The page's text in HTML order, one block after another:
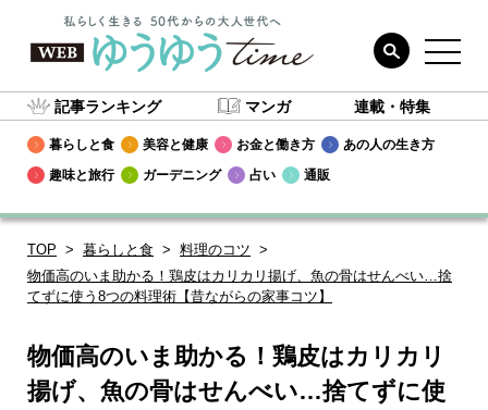
記事ランキング マンガ 連載・特集
暮らしと食 美容と健康 お金と働き方
あの人の生き方
趣味と旅行
ガーデニング 占い 通販
TOP 暮らしと食
料理のコツ
物価高のいま助かる！鶏皮はカリカリ揚げ、魚の骨はせんべい…捨
てずに使う8つの料理術【昔ながらの家事コツ】
物価高のいま助かる！鶏皮はカリカリ
揚げ、魚の骨はせんべい…捨てずに使